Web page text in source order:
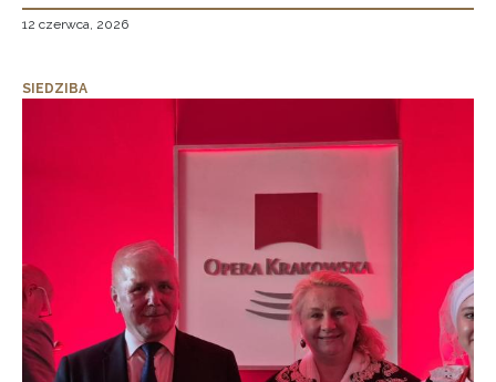
12 czerwca, 2026
SIEDZIBA